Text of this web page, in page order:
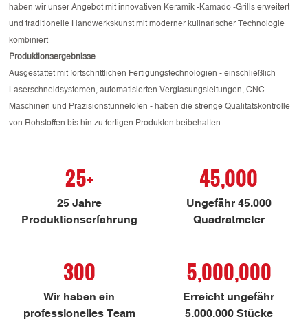
haben wir unser Angebot mit innovativen Keramik -Kamado -Grills erweitert
und traditionelle Handwerkskunst mit moderner kulinarischer Technologie
kombiniert
Produktionsergebnisse
Ausgestattet mit fortschrittlichen Fertigungstechnologien - einschließlich
Laserschneidsystemen, automatisierten Verglasungsleitungen, CNC -
Maschinen und Präzisionstunnelöfen - haben die strenge Qualitätskontrolle
von Rohstoffen bis hin zu fertigen Produkten beibehalten
25+
25 Jahre
Produktionserfahrung
45,000
Ungefähr 45.000
Quadratmeter
300
Wir haben ein
professionelles Team
5,000,000
Erreicht ungefähr
5.000.000 Stücke